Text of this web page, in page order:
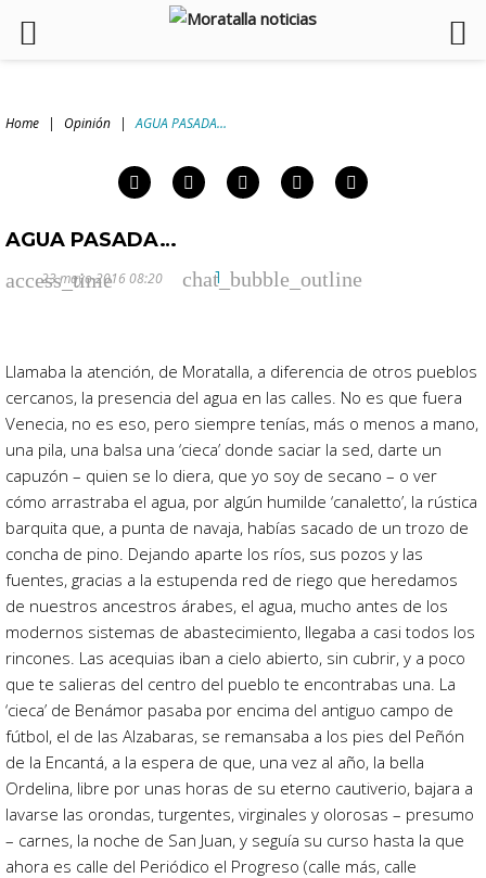
toHome | Opinión | AGUA PASADA…
FacebookTwitter Google+LinkedInPinterest
AGUA PASADA…
access_time
23 mayo 2016 08:20 chat_bubble_outline
1
Llamaba la atención, de Moratalla, a diferencia de otros pueblos
cercanos, la presencia del agua en las calles. No es que fuera
Venecia, no es eso, pero siempre tenías, más o menos a mano,
una pila, una balsa una ‘cieca’ donde saciar la sed, darte un
capuzón – quien se lo diera, que yo soy de secano – o ver
cómo arrastraba el agua, por algún humilde ‘canaletto’, la rústica
barquita que, a punta de navaja, habías sacado de un trozo de
concha de pino. Dejando aparte los ríos, sus pozos y las
fuentes, gracias a la estupenda red de riego que heredamos
de nuestros ancestros árabes, el agua, mucho antes de los
modernos sistemas de abastecimiento, llegaba a casi todos los
rincones. Las acequias iban a cielo abierto, sin cubrir, y a poco
que te salieras del centro del pueblo te encontrabas una. La
‘cieca’ de Benámor pasaba por encima del antiguo campo de
fútbol, el de las Alzabaras, se remansaba a los pies del Peñón
de la Encantá, a la espera de que, una vez al año, la bella
Ordelina, libre por unas horas de su eterno cautiverio, bajara a
lavarse las orondas, turgentes, virginales y olorosas – presumo
– carnes, la noche de San Juan, y seguía su curso hasta la que
ahora es calle del Periódico el Progreso (calle más, calle